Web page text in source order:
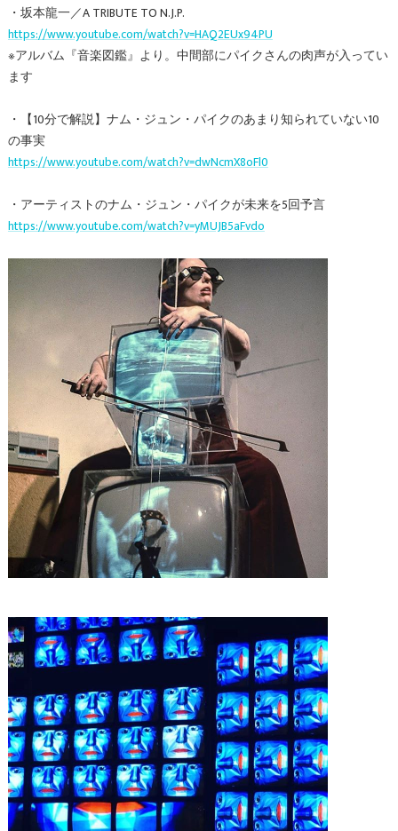
・坂本龍一／A TRIBUTE TO N.J.P.
https://www.youtube.com/watch?v=HAQ2EUx94PU
※アルバム『音楽図鑑』より。中間部にパイクさんの肉声が入ってい
ます
・【10分で解説】ナム・ジュン・パイクのあまり知られていない10
の事実
https://www.youtube.com/watch?v=dwNcmX8oFl0
・アーティストのナム・ジュン・パイクが未来を5回予言
https://www.youtube.com/watch?v=yMUJB5aFvdo